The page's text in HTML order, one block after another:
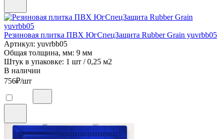
Резиновая плитка ПВХ ЮгСпецЗащита Rubber Grain yuvrbb05
Артикул: yuvrbb05
Общая толщина, мм: 9 мм
Штук в упаковке: 1 шт / 0,25 м2
В наличии
756₽/шт